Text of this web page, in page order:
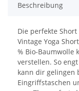
Beschreibung
Die perfekte
Vintage Yoga
% Bio-Baumwolle
verstellen. So
kann dir gelingen
Eingriffstaschen